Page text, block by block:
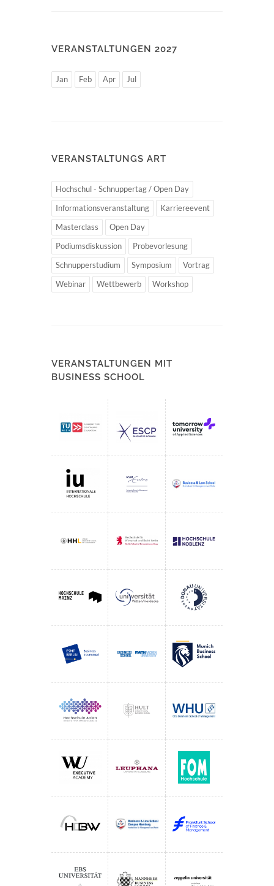
VERANSTALTUNGEN 2027
Jan Feb Apr Jul
VERANSTALTUNGS ART
Hochschul - Schnuppertag / Open Day
Informationsveranstaltung
Karriereevent
Masterclass
Open Day
Podiumsdiskussion
Probevorlesung
Schnupperstudium
Symposium
Vortrag
Webinar
Wettbewerb Workshop
VERANSTALTUNGEN MIT
BUSINESS SCHOOL